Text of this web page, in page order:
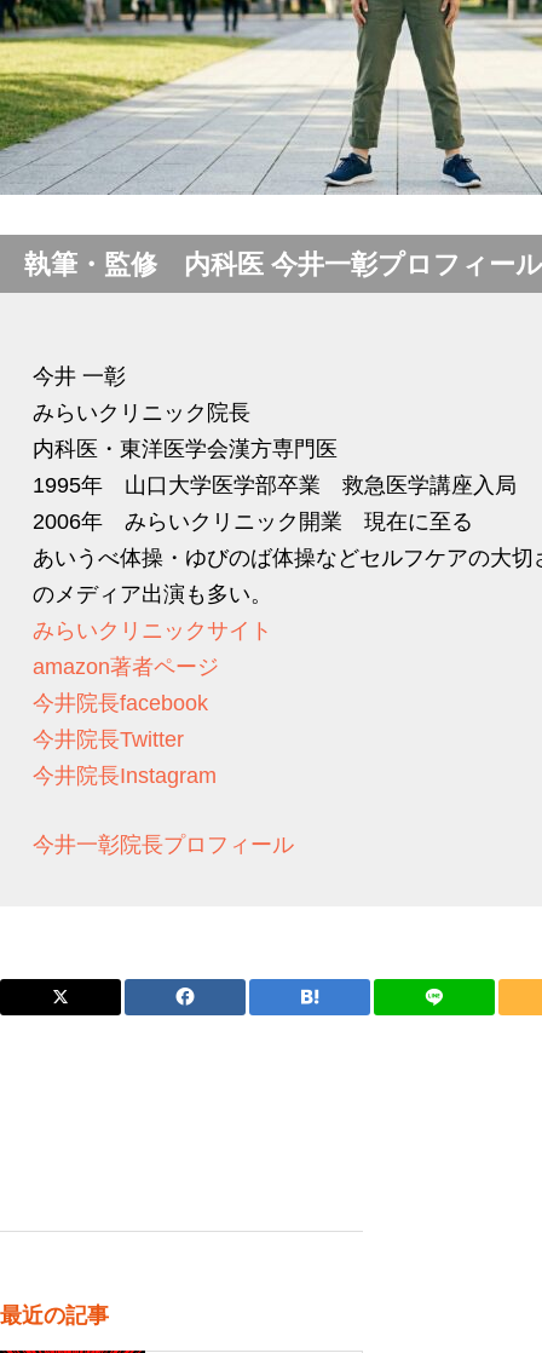
執筆・監修 内科医 今井一彰プロフィール
今井 一彰
みらいクリニック院長
内科医・東洋医学会漢方専門医
1995年 山口大学医学部卒業 救急医学講座入局
2006年 みらいクリニック開業 現在に至る
あいうべ体操・ゆびのば体操などセルフケアの大
のメディア出演も多い。
みらいクリニックサイト
amazon著者ページ
今井院長facebook
今井院長Twitter
今井院長Instagram
今井一彰院長プロフィール
最近の記事